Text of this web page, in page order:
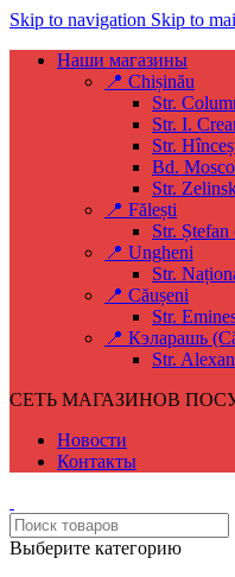
Skip to navigation Skip to
Наши магазины
📍 Chișinău
Str.
Str. I.
Str.
Bd.
Str.
📍 Fălești
Str.
📍 Ungheni
Str.
📍 Căușeni
Str.
📍 Кэларашь
Str.
СЕТЬ МАГАЗИНОВ
Новости
Контакты
Выберите категорию